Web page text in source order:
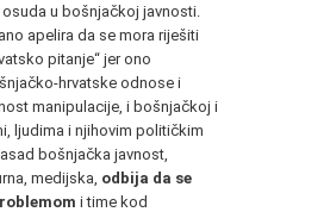
u bošnjačkoj javnosti.
apelira da se mora riješiti
pitanje“ jer ono
hrvatske odnose i
manipulacije, i bošnjačkoj i
ljudima i njihovim političkim
bošnjačka javnost,
medijska, odbija da se
i time kod